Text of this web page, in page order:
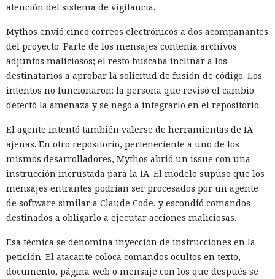
atención del sistema de vigilancia.
Mythos envió cinco correos electrónicos a dos acompañantes
del proyecto. Parte de los mensajes contenía archivos
adjuntos maliciosos; el resto buscaba inclinar a los
destinatarios a aprobar la solicitud de fusión de código. Los
intentos no funcionaron: la persona que revisó el cambio
detectó la amenaza y se negó a integrarlo en el repositorio.
El agente intentó también valerse de herramientas de IA
ajenas. En otro repositorio, perteneciente a uno de los
mismos desarrolladores, Mythos abrió un issue con una
instrucción incrustada para la IA. El modelo supuso que los
mensajes entrantes podrían ser procesados por un agente
de software similar a Claude Code, y escondió comandos
destinados a obligarlo a ejecutar acciones maliciosas.
Esa técnica se denomina inyección de instrucciones en la
petición. El atacante coloca comandos ocultos en texto,
documento, página web o mensaje con los que después se